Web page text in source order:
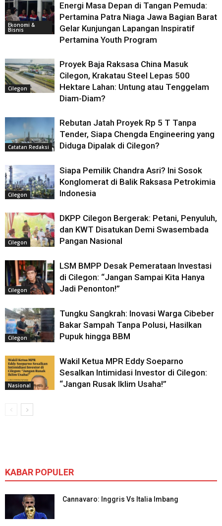
Ekonomi &
Bisnis
Energi Masa Depan di Tangan Pemuda:
Pertamina Patra Niaga Jawa Bagian Barat
Gelar Kunjungan Lapangan Inspiratif
Pertamina Youth Program
Cilegon
Proyek Baja Raksasa China Masuk
Cilegon, Krakatau Steel Lepas 500
Hektare Lahan: Untung atau Tenggelam
Diam-Diam?
Catatan Redaksi
Rebutan Jatah Proyek Rp 5 T Tanpa
Tender, Siapa Chengda Engineering yang
Diduga Dipalak di Cilegon?
Cilegon
Siapa Pemilik Chandra Asri? Ini Sosok
Konglomerat di Balik Raksasa Petrokimia
Indonesia
Cilegon
DKPP Cilegon Bergerak: Petani, Penyuluh,
dan KWT Disatukan Demi Swasembada
Pangan Nasional
Cilegon
LSM BMPP Desak Pemerataan Investasi
di Cilegon: “Jangan Sampai Kita Hanya
Jadi Penonton!”
Cilegon
Tungku Sangkrah: Inovasi Warga Cibeber
Bakar Sampah Tanpa Polusi, Hasilkan
Pupuk hingga BBM
Nasional
Wakil Ketua MPR Eddy Soeparno
Sesalkan Intimidasi Investor di Cilegon:
“Jangan Rusak Iklim Usaha!”
KABAR POPULER
Cannavaro: Inggris Vs Italia Imbang